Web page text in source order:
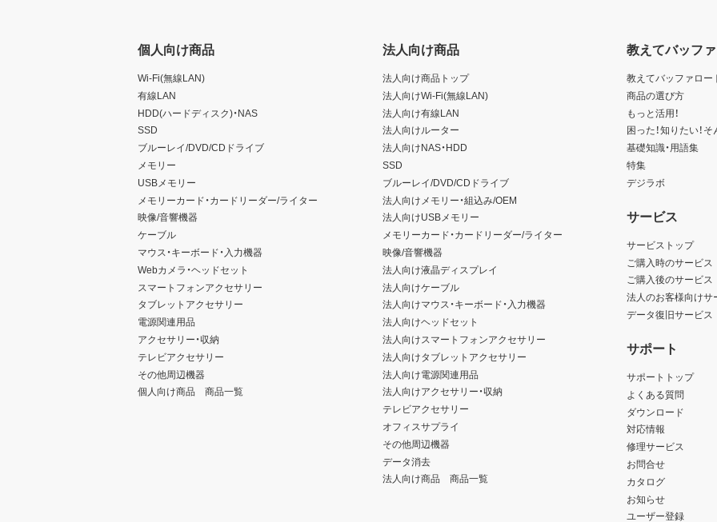
個人向け商品
Wi-Fi(無線LAN)
有線LAN
HDD(ハードディスク)・NAS
SSD
ブルーレイ/DVD/CDドライブ
メモリー
USBメモリー
メモリーカード・カードリーダー/ライター
映像/音響機器
ケーブル
マウス・キーボード・入力機器
Webカメラ・ヘッドセット
スマートフォンアクセサリー
タブレットアクセサリー
電源関連用品
アクセサリー・収納
テレビアクセサリー
その他周辺機器
個人向け商品 商品一覧
法人向け商品
法人向け商品トップ
法人向けWi-Fi(無線LAN)
法人向け有線LAN
法人向けルーター
法人向けNAS・HDD
SSD
ブルーレイ/DVD/CDドライブ
法人向けメモリー・組込み/OEM
法人向けUSBメモリー
メモリーカード・カードリーダー/ライター
映像/音響機器
法人向け液晶ディスプレイ
法人向けケーブル
法人向けマウス・キーボード・入力機器
法人向けヘッドセット
法人向けスマートフォンアクセサリー
法人向けタブレットアクセサリー
法人向け電源関連用品
法人向けアクセサリー・収納
テレビアクセサリー
オフィスサプライ
その他周辺機器
データ消去
法人向け商品 商品一覧
教えてバッフ
教えてバッファロー
商品の選び方
もっと活用！
困った！知りたい！
基礎知識・用語集
特集
デジラボ
サービス
サービストップ
ご購入時のサービス
ご購入後のサービス
法人のお客様向けサ
データ復旧サービス
サポート
サポートトップ
よくある質問
ダウンロード
対応情報
修理サービス
お問合せ
カタログ
お知らせ
ユーザー登録